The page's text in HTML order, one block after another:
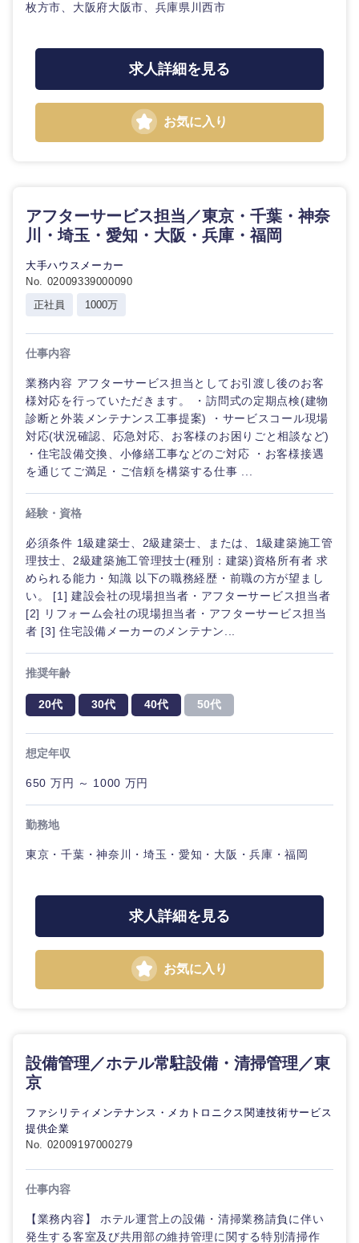
島根県
広島県
香川県 愛媛県
長崎県 熊本県
海外
枚方市、大阪府大阪市、兵庫県川西市
求人詳細を見る
お気に入り
アフターサービス担当／東京・千葉・神奈
川・埼玉・愛知・大阪・兵庫・福岡
大手ハウスメーカー
No. 02009339000090
正社員
1000万
仕事内容
業務内容 アフターサービス担当としてお引渡し後のお客
様対応を行っていただきます。 ・訪問式の定期点検(建物
診断と外装メンテナンス工事提案) ・サービスコール現場
対応(状況確認、応急対応、お客様のお困りごと相談など)
・住宅設備交換、小修繕工事などのご対応 ・お客様接遇
を通じてご満足・ご信頼を構築する仕事 ...
経験・資格
必須条件 1級建築士、2級建築士、または、1級建築施工管
理技士、2級建築施工管理技士(種別：建築)資格所有者 求
められる能力・知識 以下の職務経歴・前職の方が望まし
い。 [1] 建設会社の現場担当者・アフターサービス担当者
[2] リフォーム会社の現場担当者・アフターサービス担当
者 [3] 住宅設備メーカーのメンテナン...
推奨年齢
20代 30代 40代 50代
想定年収
650 万円 ～ 1000 万円
勤務地
東京・千葉・神奈川・埼玉・愛知・大阪・兵庫・福岡
求人詳細を見る
お気に入り
設備管理／ホテル常駐設備・清掃管理／東
京
ファシリティメンテナンス・メカトロニクス関連技術サービス
提供企業
No. 02009197000279
仕事内容
【業務内容】 ホテル運営上の設備・清掃業務請負に伴い
発生する客室及び共用部の維持管理に関する特別清掃作